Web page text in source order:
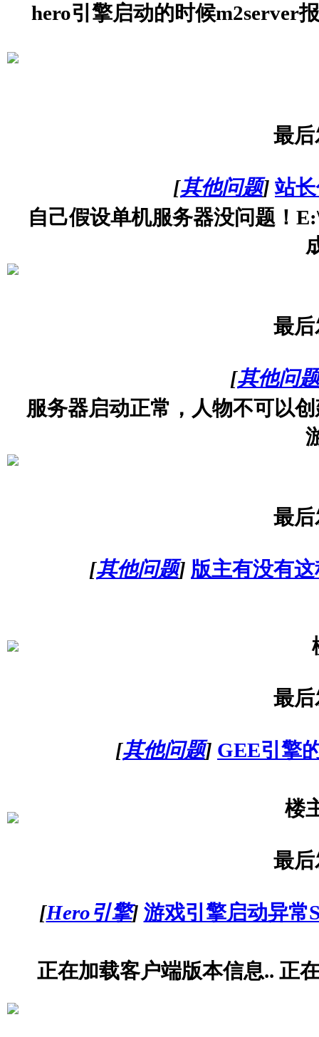
hero引擎启动的时候m2server
最
[其他问题] 站
自己假设单机服务器没问题！
最
[其他问题
服务器启动正常，人物不可以
最
[其他问题] 版主有没有
最
[其他问题] GEE引擎
楼
最
[Hero引擎] 游戏引擎启动异常
正在加载客户端版本信息.. 正